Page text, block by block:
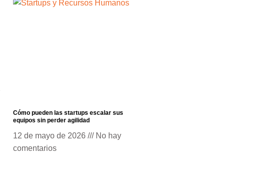
Cómo pueden las startups escalar sus
equipos sin perder agilidad
12 de mayo de 2026
No hay
comentarios